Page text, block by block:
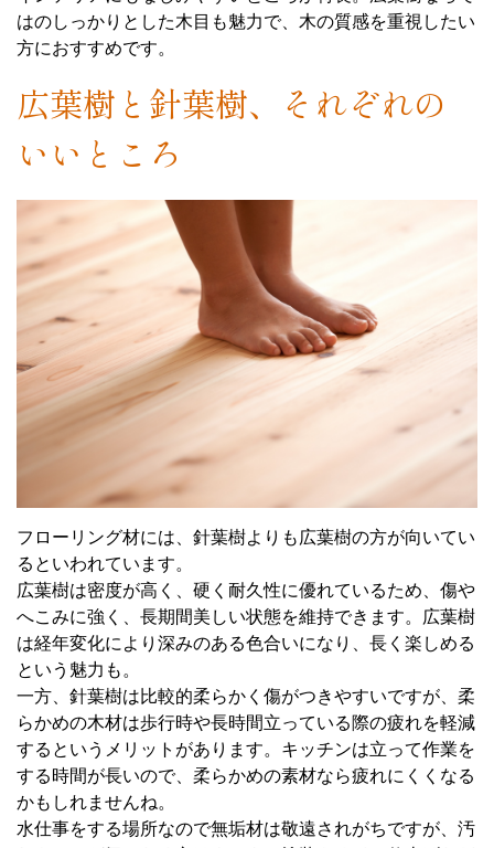
はのしっかりとした木目も魅力で、木の質感を重視したい
方におすすめです。
広葉樹と針葉樹、それぞれの
いいところ
フローリング材には、針葉樹よりも広葉樹の方が向いてい
るといわれています。
広葉樹は密度が高く、硬く耐久性に優れているため、傷や
へこみに強く、長期間美しい状態を維持できます。広葉樹
は経年変化により深みのある色合いになり、長く楽しめる
という魅力も。
一方、針葉樹は比較的柔らかく傷がつきやすいですが、柔
らかめの木材は歩行時や長時間立っている際の疲れを軽減
するというメリットがあります。キッチンは立って作業を
する時間が長いので、柔らかめの素材なら疲れにくくなる
かもしれませんね。
水仕事をする場所なので無垢材は敬遠されがちですが、汚